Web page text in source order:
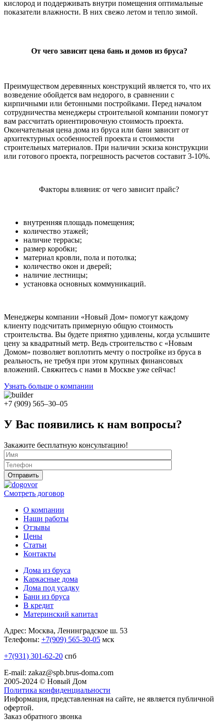
кислород и поддерживать внутри помещения оптимальные
показатели влажности. В них свежо летом и тепло зимой.
От чего зависит цена бань и домов из бруса?
Преимуществом деревянных конструкций является то, что их
возведение обойдется вам недорого, в сравнении с
кирпичными или бетонными постройками. Перед началом
сотрудничества менеджеры строительной компании помогут
вам рассчитать ориентировочную стоимость проекта.
Окончательная цена дома из бруса или бани зависит от
архитектурных особенностей проекта и стоимости
строительных материалов. При наличии эскиза конструкции
или готового проекта, погрешность расчетов составит 3-10%.
Факторы влияния: от чего зависит прайс?
внутренняя площадь помещения;
количество этажей;
наличие террасы;
размер коробки;
материал кровли, пола и потолка;
количество окон и дверей;
наличие лестницы;
установка основных коммуникаций.
Менеджеры компании «Новый Дом» помогут каждому
клиенту подсчитать примерную общую стоимость
строительства. Вы будете приятно удивлены, когда услышите
цену за квадратный метр. Ведь строительство с «Новым
Домом» позволяет воплотить мечту о постройке из бруса в
реальность, не требуя при этом крупных финансовых
вложений. Свяжитесь с нами в Москве уже сейчас!
Узнать больше о компании
+7 (909) 565–30–05
У Вас появились к нам вопросы?
Закажите бесплатную консультацию!
Смотреть договор
О компании
Наши работы
Отзывы
Цены
Статьи
Контакты
Дома из бруса
Каркасные дома
Дома под усадку
Бани из бруса
В кредит
Материнский капитал
Адрес: Москва, Ленинградское ш. 53
Телефоны: +7(909) 565-30-05 мск
+7(931) 301-62-20 спб
E-mail: zakaz@spb.brus-doma.com
2005-2024 © Новый Дом
Политика конфиденциальности
Информация, представленная на сайте, не является публичной
офертой.
Заказ обратного звонка